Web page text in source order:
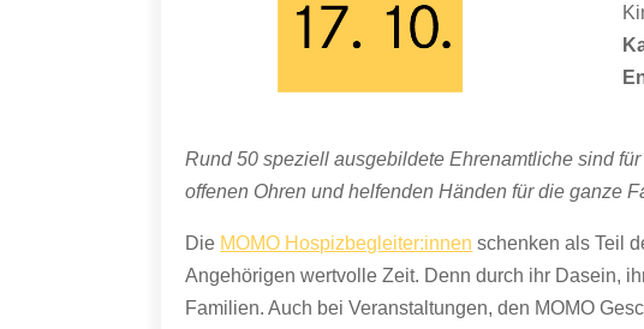
Rund 50 speziell ausgebildete Ehrenamtliche sind
offenen Ohren und helfenden Händen für die ganze
Die MOMO Hospizbegleiter:innen schenken als Teil
Angehörigen wertvolle Zeit. Denn durch ihr Dasein,
Familien. Auch bei Veranstaltungen, den MOMO